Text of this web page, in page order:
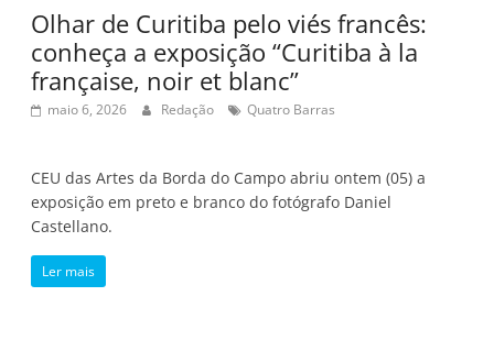
Olhar de Curitiba pelo viés francês:
conheça a exposição “Curitiba à la
française, noir et blanc”
maio 6, 2026 Redação Quatro Barras
CEU das Artes da Borda do Campo abriu ontem (05) a
exposição em preto e branco do fotógrafo Daniel
Castellano.
Ler mais